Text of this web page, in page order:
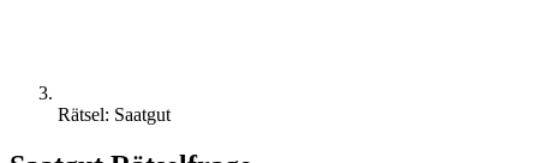
Rätsel: Saatgut